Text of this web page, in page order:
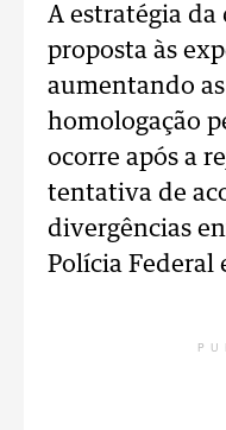
A estratégia da
proposta às
aumentando
homologação
ocorre após a
tentativa de
divergências
Polícia Federal